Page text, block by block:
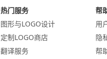
热门服务
图形与LOGO设计
定制LOGO商店
翻译服务
帮
用
隐
帮